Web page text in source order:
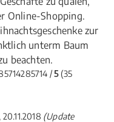
Online-Shopping.
zur
unterm Baum
beachten.
/5(35
, 20.11.2018 (Update